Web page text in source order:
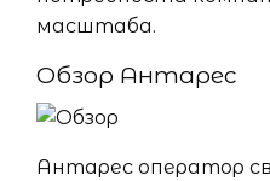
масштаба.
Обзор Антарес
Антарес оператор